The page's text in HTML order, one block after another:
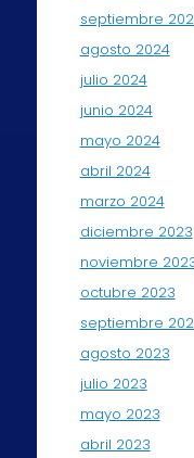
septiembre
agosto 2024
julio 2024
junio 2024
mayo 2024
abril 2024
marzo 2024
diciembre 2023
noviembre
octubre 2023
septiembre
agosto 2023
julio 2023
mayo 2023
abril 2023